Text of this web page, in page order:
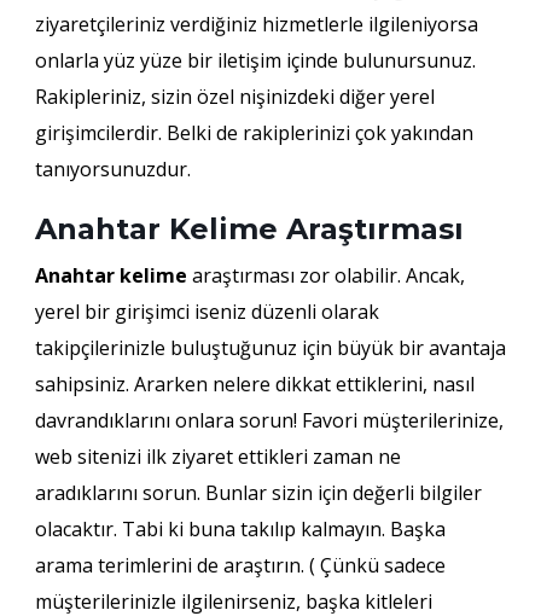
ziyaretçileriniz verdiğiniz hizmetlerle ilgileniyorsa
onlarla yüz yüze bir iletişim içinde bulunursunuz.
Rakipleriniz, sizin özel nişinizdeki diğer yerel
girişimcilerdir. Belki de rakiplerinizi çok yakından
tanıyorsunuzdur.
Anahtar Kelime Araştırması
Anahtar kelime araştırması zor olabilir. Ancak,
yerel bir girişimci iseniz düzenli olarak
takipçilerinizle buluştuğunuz için büyük bir avantaja
sahipsiniz. Ararken nelere dikkat ettiklerini, nasıl
davrandıklarını onlara sorun! Favori müşterilerinize,
web sitenizi ilk ziyaret ettikleri zaman ne
aradıklarını sorun. Bunlar sizin için değerli bilgiler
olacaktır. Tabi ki buna takılıp kalmayın. Başka
arama terimlerini de araştırın. ( Çünkü sadece
müşterilerinizle ilgilenirseniz, başka kitleleri